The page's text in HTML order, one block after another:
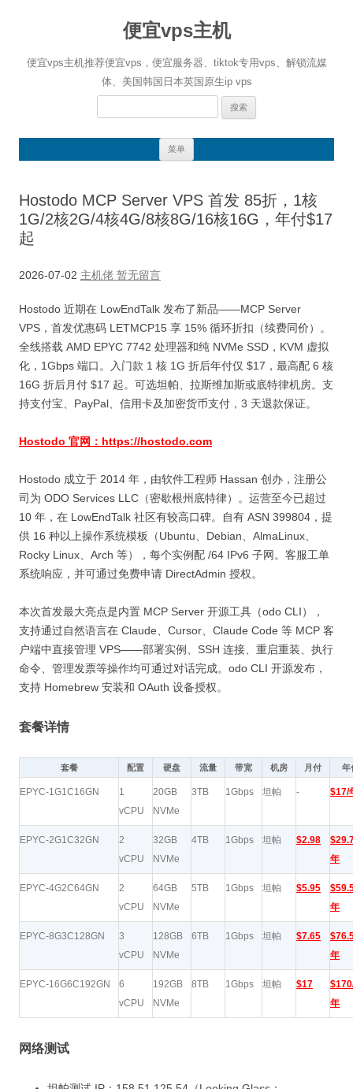
便宜vps主机
便宜vps主机推荐便宜vps，便宜服务器、tiktok专用vps、解锁流媒
体、美国韩国日本英国原生ip vps
搜
菜单
Hostodo MCP Server VPS 首发 85折，1核
1G/2核2G/4核4G/8核8G/16核16G，年付$17
起
2026-07-02 主机佬 暂无留言
Hostodo 近期在 LowEndTalk 发布了新品——MCP Server
VPS，首发优惠码 LETMCP15 享 15% 循环折扣（续费同价）。
全线搭载 AMD EPYC 7742 处理器和纯 NVMe SSD，KVM 虚拟
化，1Gbps 端口。入门款 1 核 1G 折后年付仅 $17，最高配 6 核
16G 折后月付 $17 起。可选坦帕、拉斯维加斯或底特律机房。支
持支付宝、PayPal、信用卡及加密货币支付，3 天退款保证。
Hostodo 官网：https://hostodo.com
Hostodo 成立于 2014 年，由软件工程师 Hassan 创办，注册公
司为 ODO Services LLC（密歇根州底特律）。运营至今已超过
10 年，在 LowEndTalk 社区有较高口碑。自有 ASN 399804，提
供 16 种以上操作系统模板（Ubuntu、Debian、AlmaLinux、
Rocky Linux、Arch 等），每个实例配 /64 IPv6 子网。客服工单
系统响应，并可通过免费申请 DirectAdmin 授权。
本次首发最大亮点是内置 MCP Server 开源工具（odo CLI），
支持通过自然语言在 Claude、Cursor、Claude Code 等 MCP 客
户端中直接管理 VPS——部署实例、SSH 连接、重启重装、执行
命令、管理发票等操作均可通过对话完成。odo CLI 开源发布，
支持 Homebrew 安装和 OAuth 设备授权。
套餐详情
套餐 配置 硬盘 流量 带宽 机房 月付 年
EPYC-1G1C16GN
1
vCPU
20GB
NVMe
3TB 1Gbps 坦帕 - $17/
EPYC-2G1C32GN
2
vCPU
32GB
NVMe
4TB 1Gbps 坦帕 $2.98
年
EPYC-4G2C64GN
2
vCPU
64GB
NVMe
5TB 1Gbps 坦帕 $5.95
年
EPYC-8G3C128GN
3
vCPU
128GB
NVMe
6TB 1Gbps 坦帕 $7.65
年
EPYC-16G6C192GN
6
vCPU
192GB
NVMe
8TB 1Gbps 坦帕 $17
年
网络测试